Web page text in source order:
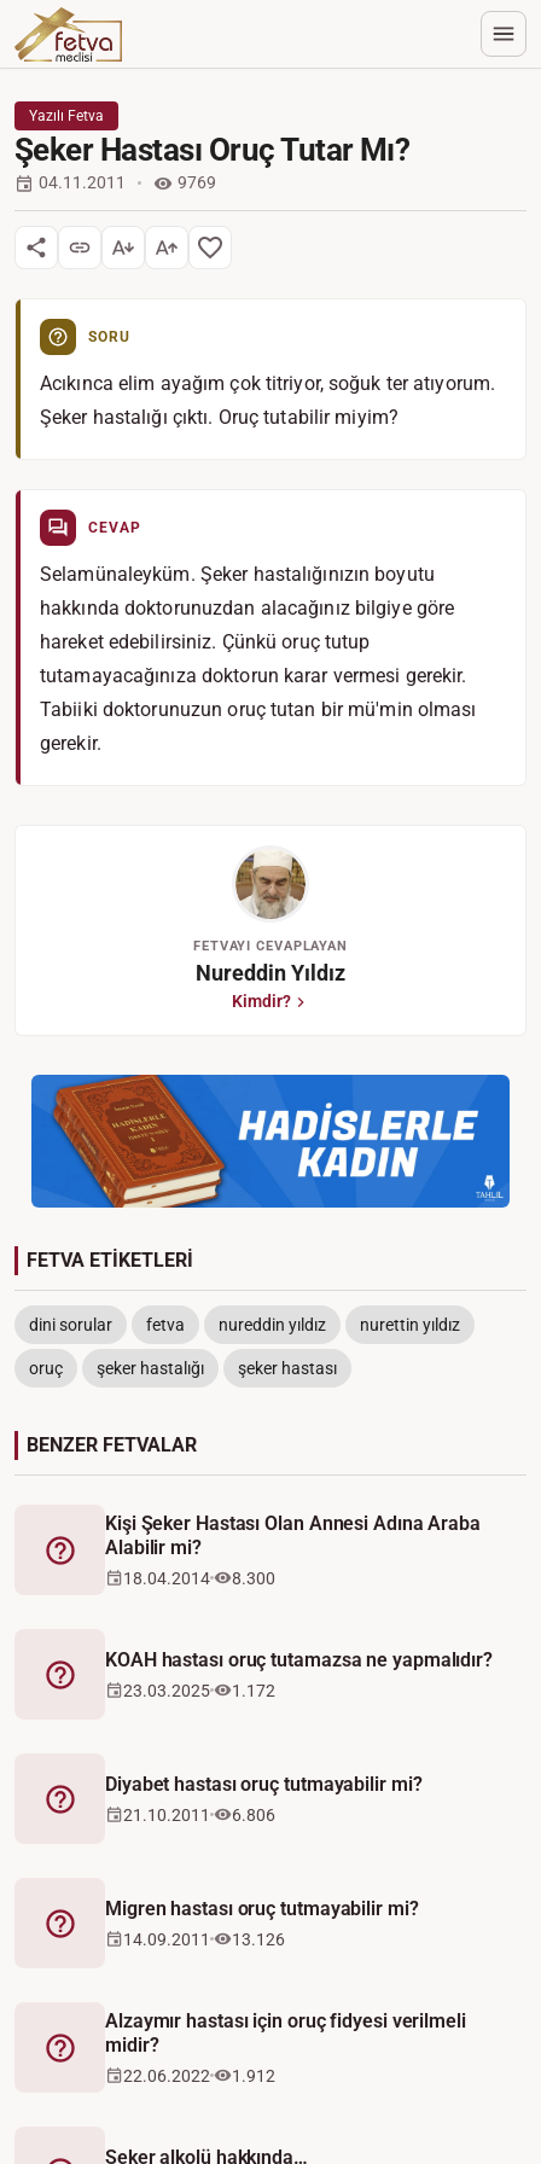
Yazılı Fetva
Şeker Hastası Oruç Tutar Mı?
04.11.2011 9769
SORU
Acıkınca elim ayağım çok titriyor, soğuk ter atıyorum.
Şeker hastalığı çıktı. Oruç tutabilir miyim?
CEVAP
Selamünaleyküm. Şeker hastalığınızın boyutu
hakkında doktorunuzdan alacağınız bilgiye göre
hareket edebilirsiniz. Çünkü oruç tutup
tutamayacağınıza doktorun karar vermesi gerekir.
Tabiiki doktorunuzun oruç tutan bir mü'min olması
gerekir.
FETVAYI CEVAPLAYAN
Nureddin Yıldız
Kimdir?
FETVA ETİKETLERİ
dini sorular fetva nureddin yıldız nurettin yıldız
oruç şeker hastalığı şeker hastası
BENZER FETVALAR
Fetva
Kişi Şeker Hastası Olan Annesi Adına Araba
Alabilir mi?
18.04.2014 8.300
Fetva
KOAH hastası oruç tutamazsa ne yapmalıdır?
23.03.2025 1.172
Fetva
Diyabet hastası oruç tutmayabilir mi?
21.10.2011 6.806
Fetva
Migren hastası oruç tutmayabilir mi?
14.09.2011 13.126
Fetva
Alzaymır hastası için oruç fidyesi verilmeli
midir?
22.06.2022 1.912
Şeker alkolü hakkında…